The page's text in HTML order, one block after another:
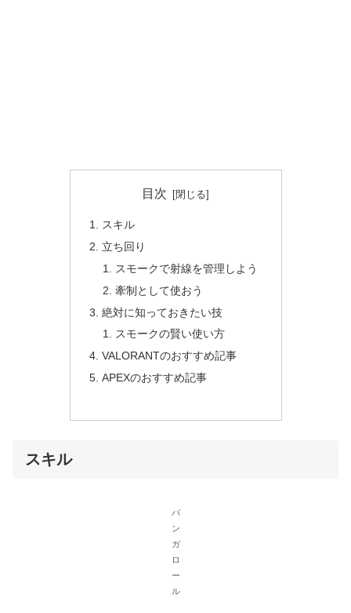
目次
スキル
立ち回り
スモークで射線を管理しよう
牽制として使おう
絶対に知っておきたい技
スモークの賢い使い方
VALORANTのおすすめ記事
APEXのおすすめ記事
スキル
バ
ン
ガ
ロ
ー
ル